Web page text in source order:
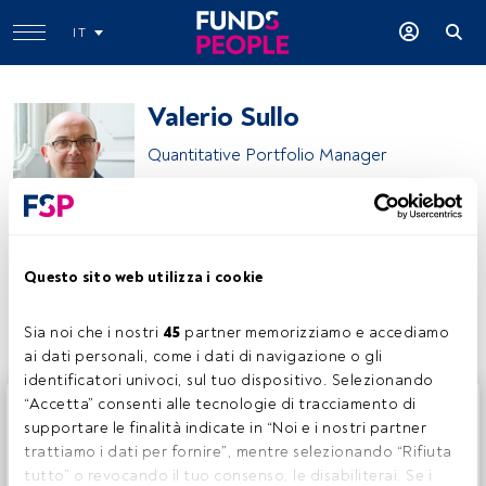
Questo sito web utilizza i cookie
Sia noi che i nostri 45 partner memorizziamo e accediamo
ai dati personali, come i dati di navigazione o gli
identificatori univoci, sul tuo dispositivo. Selezionando
“Accetta” consenti alle tecnologie di tracciamento di
supportare le finalità indicate in “Noi e i nostri partner
trattiamo i dati per fornire”, mentre selezionando “Rifiuta
tutto” o revocando il tuo consenso, le disabiliterai. Se i
IT
Valerio Sullo
Quantitative Portfolio Manager
Condividi:
Questo è un articolo riservato agli utenti FundsPeople. Se
sei già registrato, accedi tramite il pulsante Login. Se non
hai ancora un account, ti invitiamo a registrarti per scoprire
tutti i contenuti che FundsPeople ha da offrire.